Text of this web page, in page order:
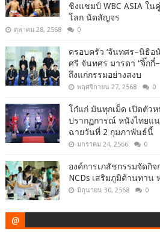
ชิงแชมป์ WBC ASIA ใน
โลก นัดสัญจร
ตุลาคม 28, 2568 0
ครอบครัว ‘จันทศร–นิธิ
ศรี จันทศร มารดา “จิ๊กกี๋
ถึงแก่กรรมอย่างสงบ
พฤศจิกายน 27, 2568 0
โก๋แก่ มันทุกเม็ด เปิดตัวห
ปรากฏการณ์ หนังไทยแน
ฉายวันที่ 2 กุมภาพันธ์นี้
มกราคม 24, 2566 0
องค์การเภสัชกรรมจัดกิ
NCDs เสริมภูมิต้านทาน
มิถุนายน 30, 2568 0
@